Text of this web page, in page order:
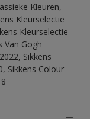
Kleuren,
Kleurselectie
Kleurselectie
Van Gogh
Sikkens
Sikkens Colour